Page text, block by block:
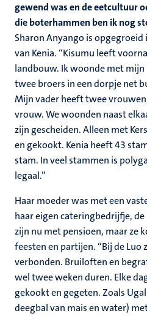
gewend was en de eetcultuur
die boterhammen ben ik nog
Sharon Anyango is
van Kenia. “Kisumu leeft
landbouw. Ik woonde met mijn
twee broers in een dorpje net
Mijn vader heeft twee
vrouw. We woonden naast
zijn gescheiden. Alleen met
en gekookt. Kenia heeft 43
stam. In veel stammen is
legaal.”
Haar moeder was met een
haar eigen cateringbedrijfje,
zijn nu met pensioen, maar ze
feesten en partijen. “Bij de
verbonden. Bruiloften en
wel twee weken duren. Elke
gekookt en gegeten. Zoals
deegbal van mais en water)